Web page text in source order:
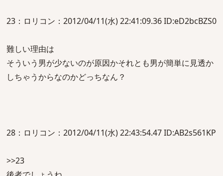
23：ロリコン：2012/04/11(水) 22:41:09.36 ID:eD2bcBZS0
難しい理由は
そういう男が少ないのが原因かそれとも男が簡単に見透か
しちゃうからなのかどっちなん？
28：ロリコン：2012/04/11(水) 22:43:54.47 ID:AB2s561KP
>>23